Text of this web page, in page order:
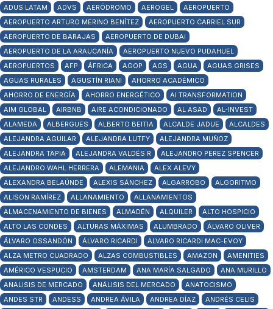
ADUS LATAM
ADVS AERÓDROMO AEROGEL
AEROPUERTO
AEROPUERTO ARTURO MERINO BENÍTEZ
AEROPUERTO CARRIEL SUR
AEROPUERTO DE BARAJAS
AEROPUERTO DE DUBAI
AEROPUERTO DE LA ARAUCANÍA
AEROPUERTO NUEVO PUDAHUEL
AEROPUERTOS
AFP ÁFRICA AGOP AGS AGUA
AGUAS GRISES
AGUAS RURALES
AGUSTÍN RIANI
AHORRO ACADÉMICO
AHORRO DE ENERGÍA
AHORRO ENERGÉTICO
AI TRANSFORMATION
AIM GLOBAL
AIRBNB AIRE ACONDICIONADO AL ASAD
AL-INVEST
ALAMEDA
ALBERGUES ALBERTO BEITIA ALCALDE JADUE
ALCALDES
ALEJANDRA AGUILAR
ALEJANDRA LUTFY
ALEJANDRA MUÑOZ
ALEJANDRA TAPIA
ALEJANDRA VALDÉS R
ALEJANDRO PEREZ SPENCER
ALEJANDRO WAHL HERRERA
ALEMANIA
ALEX ALEVY
ALEXANDRA BELAÚNDE
ALEXIS SÁNCHEZ ALGARROBO
ALGORITMO
ALISON RAMÍREZ
ALLANAMIENTO
ALLANAMIENTOS
ALMACENAMIENTO DE BIENES
ALMADÉN ALQUILER
ALTO HOSPICIO
ALTO LAS CONDES
ALTURAS MÁXIMAS ALUMBRADO
ÁLVARO OLIVER
ÁLVARO OSSANDÓN
ÁLVARO RICARDI
ALVARO RICARDI MAC-EVOY
ALZA METRO CUADRADO
ALZAS COMBUSTIBLES AMAZON
AMENITIES
AMÉRICO VESPUCIO
AMSTERDAM ANA MARÍA SALGADO
ANA MURILLO
ANALISIS DE MERCADO
ANÁLISIS DEL MERCADO
ANATOCISMO
ANDES STR
ANDESS ANDREA ÁVILA ANDREA DÍAZ
ANDRÉS CELIS